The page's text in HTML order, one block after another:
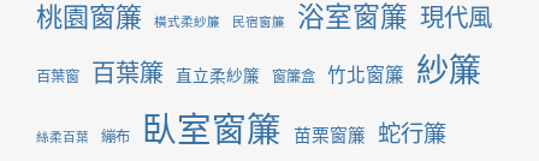
桃園窗簾 橫式柔紗簾 民宿窗簾 浴室窗簾 現代風
百葉窗 百葉簾 直立柔紗簾 窗簾盒 竹北窗簾 紗簾
絲柔百葉 繃布 臥室窗簾 苗栗窗簾 蛇行簾